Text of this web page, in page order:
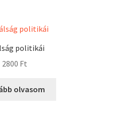
politikái
2800 Ft
olvasom